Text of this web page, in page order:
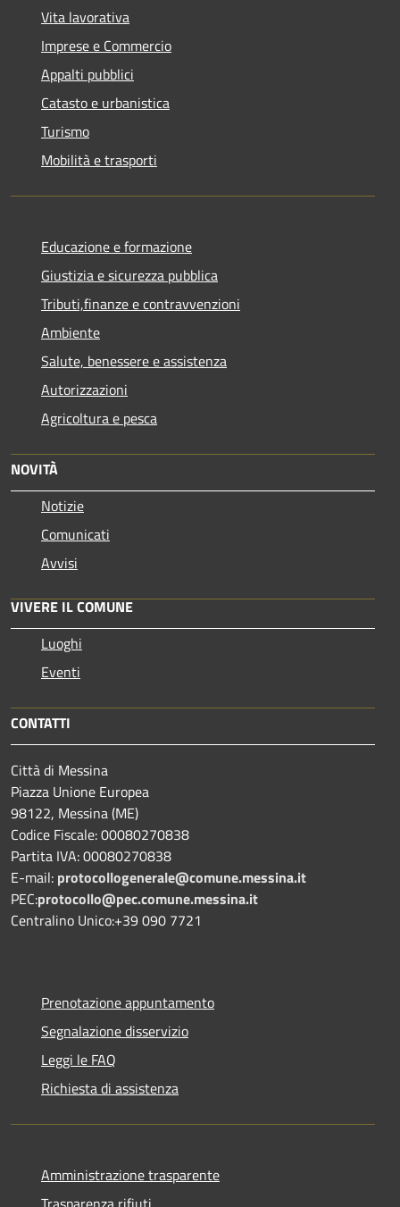
Vita lavorativa
Imprese e Commercio
Appalti pubblici
Catasto e urbanistica
Turismo
Mobilità e trasporti
Educazione e formazione
Giustizia e sicurezza pubblica
Tributi,finanze e contravvenzioni
Ambiente
Salute, benessere e assistenza
Autorizzazioni
Agricoltura e pesca
NOVITÀ
Notizie
Comunicati
Avvisi
VIVERE IL COMUNE
Luoghi
Eventi
CONTATTI
Città di Messina
Piazza Unione Europea
98122, Messina (ME)
Codice Fiscale: 00080270838
Partita IVA: 00080270838
E-mail: protocollogenerale@comune.messina.it
PEC:protocollo@pec.comune.messina.it
Centralino Unico:+39 090 7721
Prenotazione appuntamento
Segnalazione disservizio
Leggi le FAQ
Richiesta di assistenza
Amministrazione trasparente